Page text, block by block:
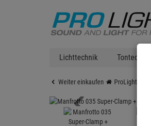
Lichttechnik Tontechnik
Weiter einkaufen ProLighting